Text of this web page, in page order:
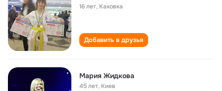
16 лет, Каховка
Добавить в друзья
Мария Жидкова
45 лет, Киев